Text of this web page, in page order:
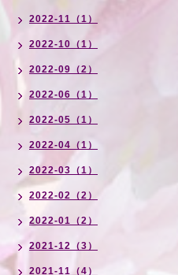
2022-11（1）
2022-10（1）
2022-09（2）
2022-06（1）
2022-05（1）
2022-04（1）
2022-03（1）
2022-02（2）
2022-01（2）
2021-12（3）
2021-11（4）